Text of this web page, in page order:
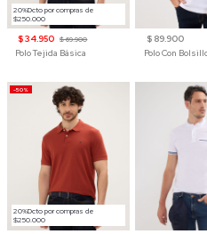
20%Dcto por compras de
$250.000
$ 34.950 $ 69.900
Polo Tejida Básica
$ 89.900
20%Dcto por compras de
$250.000
-50%